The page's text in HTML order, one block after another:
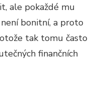
ale pokaždé mu
bonitní, a proto
tak tomu často
finančních